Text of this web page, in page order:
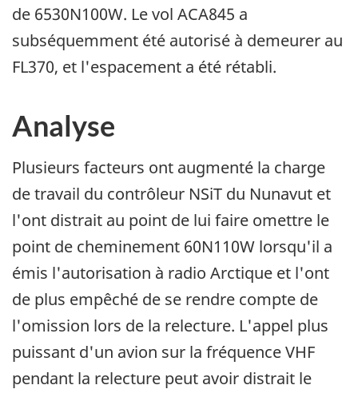
de 6530N100W. Le vol ACA845 a
subséquemment été autorisé à demeurer au
FL370, et l'espacement a été rétabli.
Analyse
Plusieurs facteurs ont augmenté la charge
de travail du contrôleur NSiT du Nunavut et
l'ont distrait au point de lui faire omettre le
point de cheminement 60N110W lorsqu'il a
émis l'autorisation à radio Arctique et l'ont
de plus empêché de se rendre compte de
l'omission lors de la relecture. L'appel plus
puissant d'un avion sur la fréquence VHF
pendant la relecture peut avoir distrait le